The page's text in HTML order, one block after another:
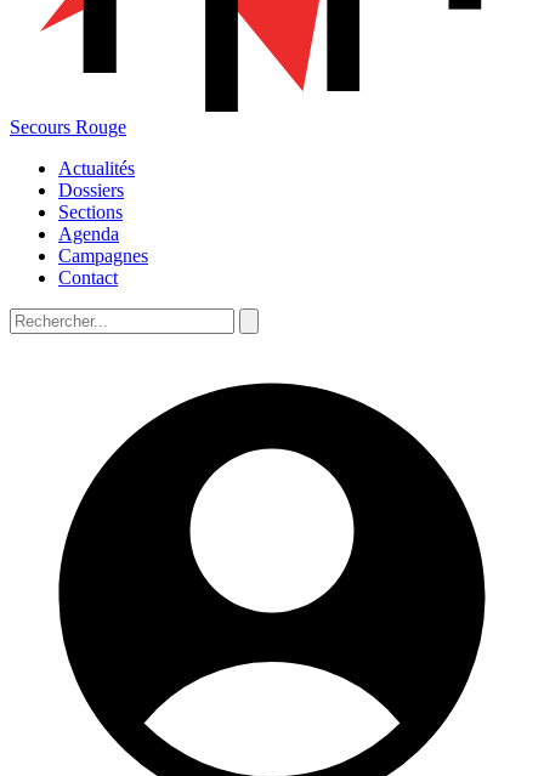
Secours Rouge
Actualités
Dossiers
Sections
Agenda
Campagnes
Contact